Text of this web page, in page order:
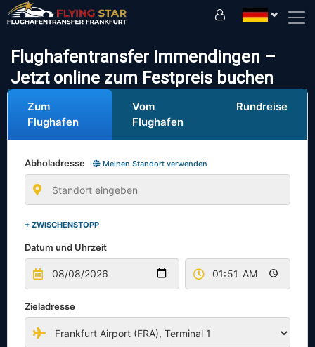
Flughafentransfer Immendingen –
Jetzt online zum Festpreis buchen
Zum
Flughafen
Vom
Flughafen
Rundreise
Abholadresse Meinen Standort verwenden
+ ZWISCHENSTOPP
Datum und Uhrzeit
Zieladresse